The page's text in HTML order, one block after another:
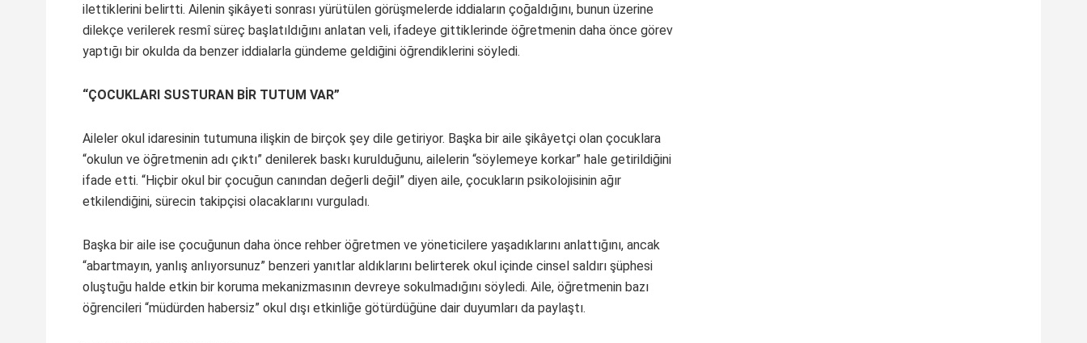
ilettiklerini belirtti. Ailenin şikâyeti sonrası yürütülen görüşmelerde iddiaların çoğaldığını, bunun üzerine
dilekçe verilerek resmî süreç başlatıldığını anlatan veli, ifadeye gittiklerinde öğretmenin daha önce görev
yaptığı bir okulda da benzer iddialarla gündeme geldiğini öğrendiklerini söyledi.
“ÇOCUKLARI SUSTURAN BİR TUTUM VAR”
Aileler okul idaresinin tutumuna ilişkin de birçok şey dile getiriyor. Başka bir aile şikâyetçi olan çocuklara
“okulun ve öğretmenin adı çıktı” denilerek baskı kurulduğunu, ailelerin “söylemeye korkar” hale getirildiğini
ifade etti. “Hiçbir okul bir çocuğun canından değerli değil” diyen aile, çocukların psikolojisinin ağır
etkilendiğini, sürecin takipçisi olacaklarını vurguladı.
Başka bir aile ise çocuğunun daha önce rehber öğretmen ve yöneticilere yaşadıklarını anlattığını, ancak
“abartmayın, yanlış anlıyorsunuz” benzeri yanıtlar aldıklarını belirterek okul içinde cinsel saldırı şüphesi
oluştuğu halde etkin bir koruma mekanizmasının devreye sokulmadığını söyledi. Aile, öğretmenin bazı
öğrencileri “müdürden habersiz” okul dışı etkinliğe götürdüğüne dair duyumları da paylaştı.